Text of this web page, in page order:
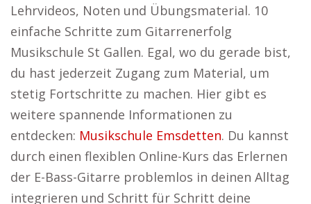
Lehrvideos, Noten und Übungsmaterial. 10
einfache Schritte zum Gitarrenerfolg
Musikschule St Gallen. Egal, wo du gerade bist,
du hast jederzeit Zugang zum Material, um
stetig Fortschritte zu machen. Hier gibt es
weitere spannende Informationen zu
entdecken: Musikschule Emsdetten. Du kannst
durch einen flexiblen Online-Kurs das Erlernen
der E-Bass-Gitarre problemlos in deinen Alltag
integrieren und Schritt für Schritt deine